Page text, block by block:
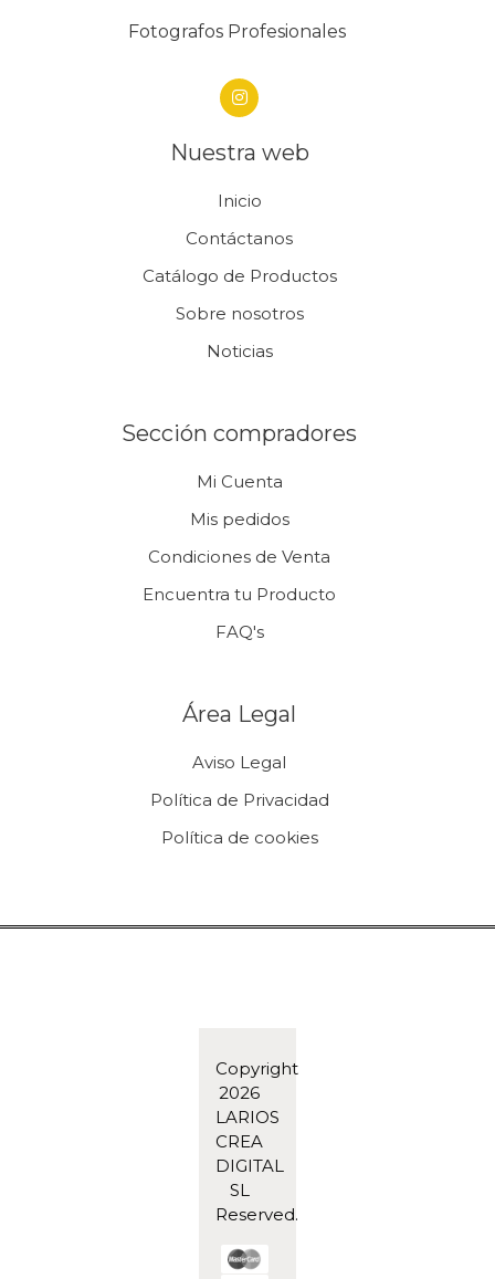
Fotografos Profesionales
Nuestra web
Inicio
Contáctanos
Catálogo de Productos
Sobre nosotros
Noticias
Sección compradores
Mi Cuenta
Mis pedidos
Condiciones de Venta
Encuentra tu Producto
FAQ's
Área Legal
Aviso Legal
Política de Privacidad
Política de cookies
Copyright
2026
LARIOS
CREA
DIGITAL
SL
Reserved.